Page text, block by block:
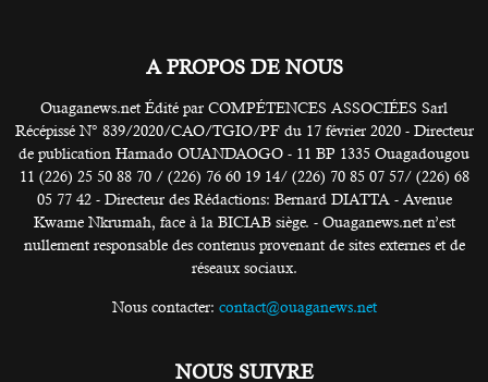
A PROPOS DE NOUS
Ouaganews.net Édité par COMPÉTENCES ASSOCIÉES Sarl
Récépissé N° 839/2020/CAO/TGIO/PF du 17 février 2020 - Directeur
de publication Hamado OUANDAOGO - 11 BP 1335 Ouagadougou
11 (226) 25 50 88 70 / (226) 76 60 19 14/ (226) 70 85 07 57/ (226) 68
05 77 42 - Directeur des Rédactions: Bernard DIATTA - Avenue
Kwame Nkrumah, face à la BICIAB siège. - Ouaganews.net n’est
nullement responsable des contenus provenant de sites externes et de
réseaux sociaux.
Nous contacter: contact@ouaganews.net
NOUS SUIVRE